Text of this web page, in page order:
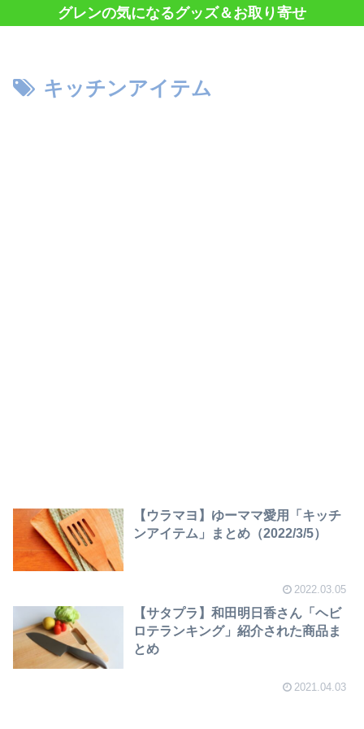
グレンの気になるグッズ＆お取り寄せ
キッチンアイテム
【ウラマヨ】ゆーママ愛用「キッチ
ンアイテム」まとめ（2022/3/5）
2022.03.05
【サタプラ】和田明日香さん「ヘビ
ロテランキング」紹介された商品ま
とめ
2021.04.03